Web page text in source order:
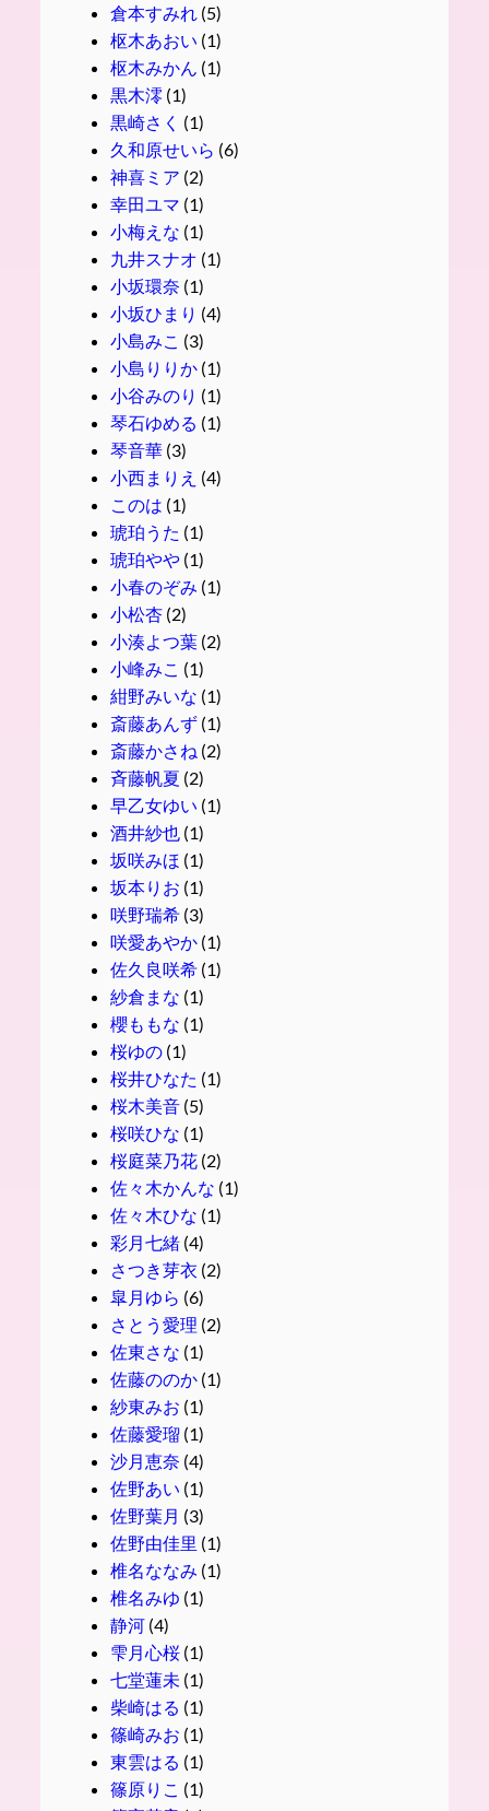
倉本すみれ (5)
枢木あおい (1)
枢木みかん (1)
黒木澪 (1)
黒崎さく (1)
久和原せいら (6)
神喜ミア (2)
幸田ユマ (1)
小梅えな (1)
九井スナオ (1)
小坂環奈 (1)
小坂ひまり (4)
小島みこ (3)
小島りりか(1)
小谷みのり (1)
琴石ゆめる (1)
琴音華(3)
小西まりえ (4)
このは (1)
琥珀うた (1)
琥珀やや(1)
小春のぞみ (1)
小松杏(2)
小湊よつ葉(2)
小峰みこ (1)
紺野みいな (1)
斎藤あんず(1)
斎藤かさね (2)
斉藤帆夏 (2)
早乙女ゆい (1)
酒井紗也 (1)
坂咲みほ (1)
坂本りお (1)
咲野瑞希(3)
咲愛あやか(1)
佐久良咲希(1)
紗倉まな (1)
櫻ももな (1)
桜ゆの(1)
桜井ひなた (1)
桜木美音(5)
桜咲ひな (1)
桜庭菜乃花(2)
佐々木かんな (1)
佐々木ひな (1)
彩月七緒(4)
さつき芽衣 (2)
皐月ゆら (6)
さとう愛理 (2)
佐東さな (1)
佐藤ののか(1)
紗東みお (1)
佐藤愛瑠(1)
沙月恵奈 (4)
佐野あい (1)
佐野葉月 (3)
佐野由佳里 (1)
椎名ななみ (1)
椎名みゆ (1)
静河(4)
雫月心桜(1)
七堂蓮未 (1)
柴崎はる (1)
篠崎みお (1)
東雲はる (1)
篠原りこ (1)